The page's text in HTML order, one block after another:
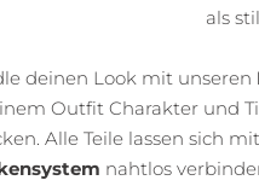
als
deinen Look mit unseren
Outfit Charakter und
Alle Teile lassen sich
nahtlos